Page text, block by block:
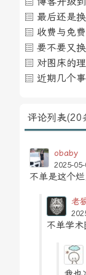
最后还是
收费与免费
要不要又
对图床的
近期几个
评论列表(20
obaby
2025-
不单是这个
老
不单学术